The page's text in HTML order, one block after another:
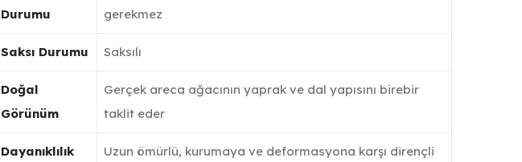
Durumu
gerekmez
Saksı Durumu Saksılı
Doğal
Görünüm
Gerçek areca ağacının yaprak ve dal yapısını birebir
taklit eder
Dayanıklılık Uzun ömürlü, kurumaya ve deformasyona karşı dirençli